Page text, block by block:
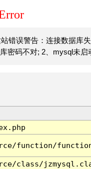
站错误警告：连接数据库
密码不对; 2、mysql未启
function/
class/